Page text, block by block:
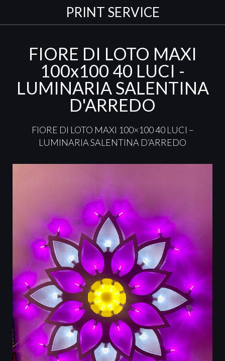
PRINT SERVICE
FIORE DI LOTO MAXI
100x100 40 LUCI -
LUMINARIA SALENTINA
D'ARREDO
FIORE DI LOTO MAXI 100×100 40 LUCI –
LUMINARIASALENTINA D’ARREDO